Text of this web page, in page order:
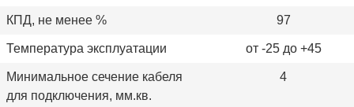
КПД, не менее % 97
Температура эксплуатации от -25 до +45
Минимальное сечение кабеля
для подключения, мм.кв.
4